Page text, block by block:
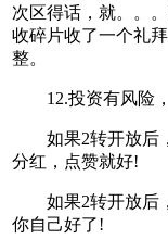
次区得话，就。。
收碎片收了一个礼
整。
12.投资有风险，
如果2转开放后，
分红，点赞就好!
如果2转开放后，
你自己好了!